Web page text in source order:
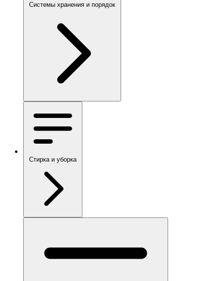
Системы хранения и порядок
Стирка и уборка